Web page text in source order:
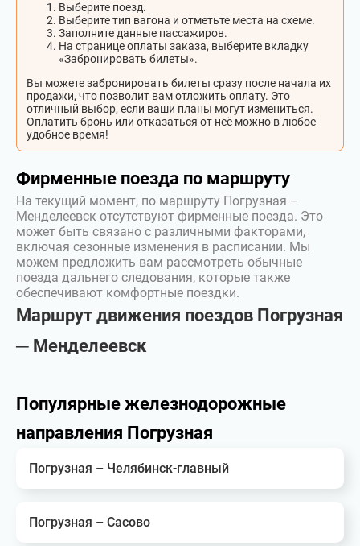
Выберите поезд.
Выберите тип вагона и отметьте места на схеме.
Заполните данные пассажиров.
На странице оплаты заказа, выберите вкладку
«Забронировать билеты».
Вы можете забронировать билеты сразу после начала их
продажи, что позволит вам отложить оплату. Это
отличный выбор, если ваши планы могут измениться.
Оплатить бронь или отказаться от неё можно в любое
удобное время!
Фирменные поезда по маршруту
На текущий момент, по маршруту Погрузная –
Менделеевск отсутствуют фирменные поезда. Это
может быть связано с различными факторами,
включая сезонные изменения в расписании. Мы
можем предложить вам рассмотреть обычные
поезда дальнего следования, которые также
обеспечивают комфортные поездки.
Маршрут движения поездов Погрузная
─ Менделеевск
Популярные железнодорожные
направления Погрузная
Погрузная – Челябинск-главный
Погрузная – Сасово